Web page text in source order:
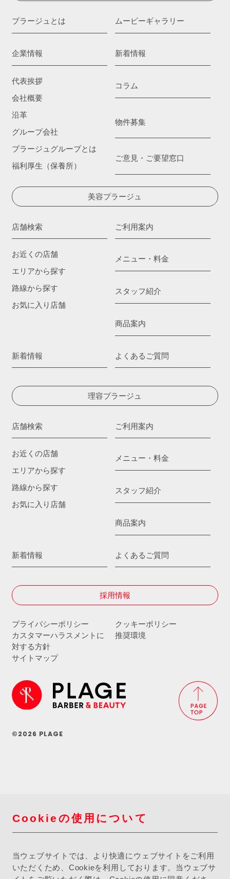
プラージュとは
企業情報
代表挨拶
会社概要
沿革
グループ会社
プラージュグループとは
福利厚生（保養所）
ムービーギャラリー
新着情報
コラム
物件募集
ご意見・ご要望窓口
美容プラージュ
店舗検索
お近くの店舗
エリアから探す
路線から探す
お気に入り店舗
ご利用案内
メニュー・料金
スタッフ紹介
商品案内
新着情報 よくあるご質問
理容プラージュ
店舗検索
お近くの店舗
エリアから探す
路線から探す
お気に入り店舗
ご利用案内
メニュー・料金
スタッフ紹介
商品案内
新着情報 よくあるご質問
採用情報
プライバシーポリシー
クッキーポリシー
カスタマーハラスメントに
対する方針
推奨環境
サイトマップ
©2026 PLAGE
Cookieの使用について
当ウェブサイトでは、より快適にウェブサイトをご利用
いただくため、Cookieを利用しております。当ウェブサ